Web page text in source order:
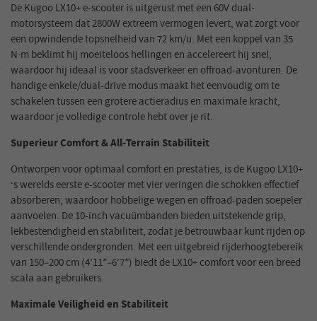
De Kugoo LX10+ e-scooter is uitgerust met een 60V dual-
motorsysteem dat 2800W extreem vermogen levert, wat zorgt voor
een opwindende topsnelheid van 72 km/u. Met een koppel van 35
N·m beklimt hij moeiteloos hellingen en accelereert hij snel,
waardoor hij ideaal is voor stadsverkeer en offroad-avonturen. De
handige enkele/dual-drive modus maakt het eenvoudig om te
schakelen tussen een grotere actieradius en maximale kracht,
waardoor je volledige controle hebt over je rit.
Superieur Comfort & All-Terrain Stabiliteit
Ontworpen voor optimaal comfort en prestaties, is de Kugoo LX10+
‘s werelds eerste e-scooter met vier veringen die schokken effectief
absorberen, waardoor hobbelige wegen en offroad-paden soepeler
aanvoelen. De 10-inch vacuümbanden bieden uitstekende grip,
lekbestendigheid en stabiliteit, zodat je betrouwbaar kunt rijden op
verschillende ondergronden. Met een uitgebreid rijderhoogtebereik
van 150–200 cm (4’11”–6’7”) biedt de LX10+ comfort voor een breed
scala aan gebruikers.
Maximale Veiligheid en Stabiliteit